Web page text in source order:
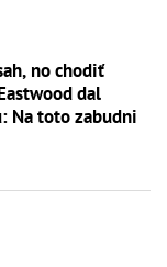
no chodiť
dal
Na toto zabudni